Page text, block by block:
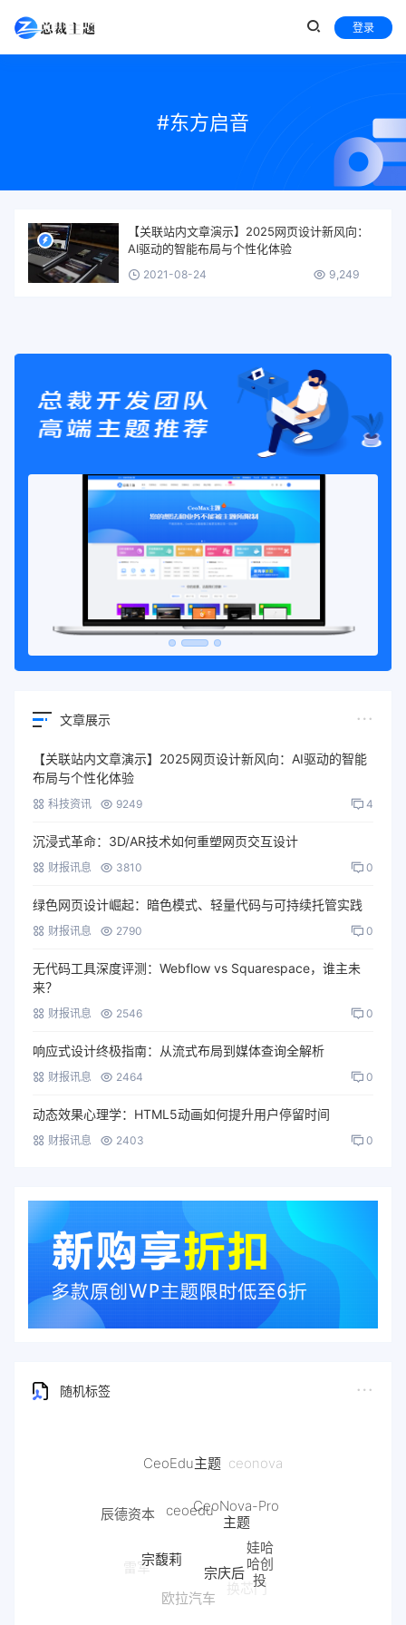
登录
#东方启音
【关联站内文章演示】2025网页设计新风向：
AI驱动的智能布局与个性化体验
2021-08-24 9,249
文章展示
【关联站内文章演示】2025网页设计新风向：AI驱动的智能
布局与个性化体验
科技资讯 9249 4
沉浸式革命：3D/AR技术如何重塑网页交互设计
财报讯息 3810 0
绿色网页设计崛起：暗色模式、轻量代码与可持续托管实践
财报讯息 2790 0
无代码工具深度评测：Webflow vs Squarespace，谁主未
来？
财报讯息 2546 0
响应式设计终极指南：从流式布局到媒体查询全解析
财报讯息 2464 0
动态效果心理学：HTML5动画如何提升用户停留时间
财报讯息 2403 0
随机标签
换芯门
欧拉汽车
雷军
娃哈
哈创
投
宗庆后
宗馥莉
辰德资本
ceonova
CeoNova-Pro
主题
ceoedu
CeoEdu主题